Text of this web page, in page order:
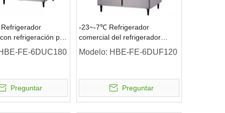
refrigeración por
vertical de 6
FE-6DUC180
Preguntar
-23~-7℃ Refrigerador
comercial del refrigerador
vertical del alcance de las
puertas sólidas de la
Modelo: HBE-FE-6DUF120
Preguntar